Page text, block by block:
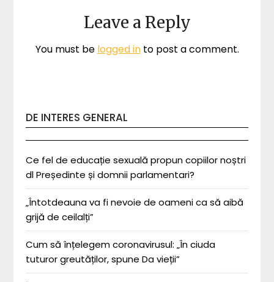
Leave a Reply
You must be logged into post a comment.
DE INTERES GENERAL
Ce fel de educație sexuală propun copiilor noștri
dl Președinte și domnii parlamentari?
„Întotdeauna va fi nevoie de oameni ca să aibă
grijă de ceilalți”
Cum să înțelegem coronavirusul: „În ciuda
tuturor greutăților, spune Da vieții”